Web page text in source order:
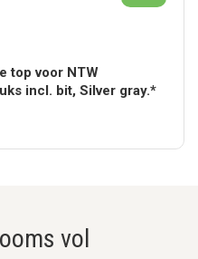
top voor NTW
incl. bit, Silver gray.*
vol